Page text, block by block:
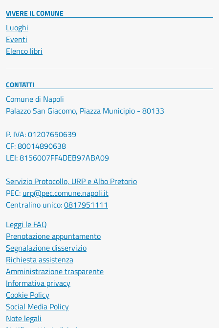
VIVERE IL COMUNE
Luoghi
Eventi
Elenco libri
CONTATTI
Comune di Napoli
Palazzo San Giacomo, Piazza Municipio - 80133
P. IVA: 01207650639
CF: 80014890638
LEI: 8156007FF4DEB97ABA09
Servizio Protocollo, URP e Albo Pretorio
PEC: urp@pec.comune.napoli.it
Centralino unico:0817951111
Leggi le FAQ
Prenotazione appuntamento
Segnalazione disservizio
Richiesta assistenza
Amministrazione trasparente
Informativa privacy
Cookie Policy
Social Media Policy
Note legali